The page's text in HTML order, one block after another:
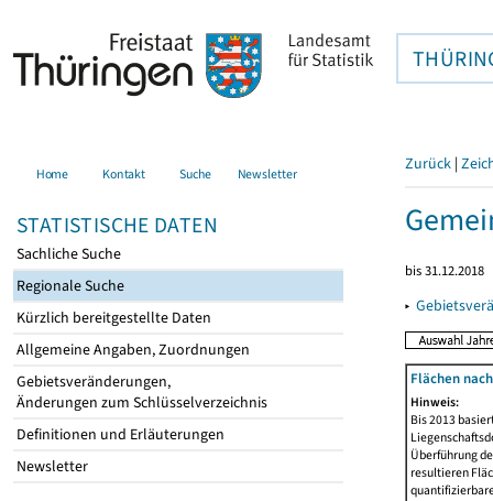
Home Kontakt Suche Newsletter
STATISTISCHE DATEN
Sachliche Suche
Regionale Suche
Kürzlich bereitgestellte Daten
Allgemeine Angaben, Zuordnungen
Gebietsveränderungen,
Änderungen zum Schlüsselverzeichnis
Definitionen und Erläuterungen
Newsletter
Zurück |
bis 31.12.2018
▸
Flächen
Hinweis:
Bis 2013
Überführung
resultieren